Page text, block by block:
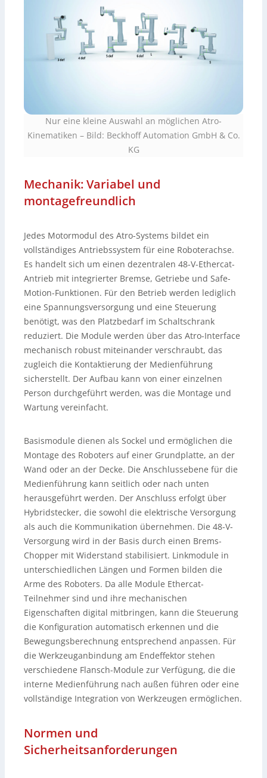
Nur eine kleine Auswahl an möglichen Atro-
Kinematiken – Bild: Beckhoff Automation GmbH & Co.
KG
Mechanik: Variabel und
montagefreundlich
Jedes Motormodul des Atro-Systems bildet ein
vollständiges Antriebssystem für eine Roboterachse.
Es handelt sich um einen dezentralen 48-V-Ethercat-
Antrieb mit integrierter Bremse, Getriebe und Safe-
Motion-Funktionen. Für den Betrieb werden lediglich
eine Spannungsversorgung und eine Steuerung
benötigt, was den Platzbedarf im Schaltschrank
reduziert. Die Module werden über das Atro-Interface
mechanisch robust miteinander verschraubt, das
zugleich die Kontaktierung der Medienführung
sicherstellt. Der Aufbau kann von einer einzelnen
Person durchgeführt werden, was die Montage und
Wartung vereinfacht.
Basismodule dienen als Sockel und ermöglichen die
Montage des Roboters auf einer Grundplatte, an der
Wand oder an der Decke. Die Anschlussebene für die
Medienführung kann seitlich oder nach unten
herausgeführt werden. Der Anschluss erfolgt über
Hybridstecker, die sowohl die elektrische Versorgung
als auch die Kommunikation übernehmen. Die 48-V-
Versorgung wird in der Basis durch einen Brems-
Chopper mit Widerstand stabilisiert. Linkmodule in
unterschiedlichen Längen und Formen bilden die
Arme des Roboters. Da alle Module Ethercat-
Teilnehmer sind und ihre mechanischen
Eigenschaften digital mitbringen, kann die Steuerung
die Konfiguration automatisch erkennen und die
Bewegungsberechnung entsprechend anpassen. Für
die Werkzeuganbindung am Endeffektor stehen
verschiedene Flansch-Module zur Verfügung, die die
interne Medienführung nach außen führen oder eine
vollständige Integration von Werkzeugen ermöglichen.
Normen und
Sicherheitsanforderungen